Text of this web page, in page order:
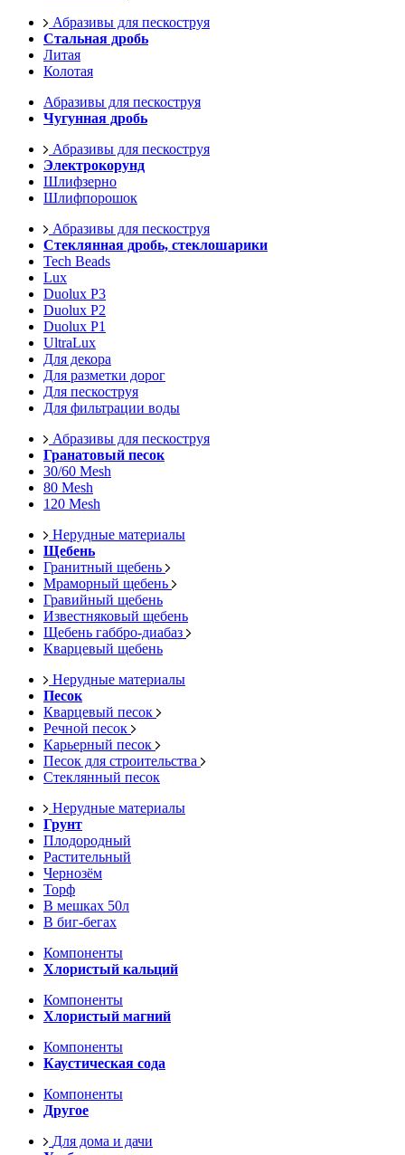
Абразивы для пескоструя
Стальная дробь
Литая
Колотая
Абразивы для пескоструя
Чугунная дробь
Абразивы для пескоструя
Электрокорунд
Шлифзерно
Шлифпорошок
Абразивы для пескоструя
Стеклянная дробь, стеклошарики
Tech Beads
Lux
Duolux P3
Duolux P2
Duolux P1
UltraLux
Для декора
Для разметки дорог
Для пескоструя
Для фильтрации воды
Абразивы для пескоструя
Гранатовый песок
30/60 Mesh
80 Mesh
120 Mesh
Нерудные материалы
Щебень
Гранитный щебень
Мраморный щебень
Гравийный щебень
Известняковый щебень
Щебень габбро-диабаз
Кварцевый щебень
Нерудные материалы
Песок
Кварцевый песок
Речной песок
Карьерный песок
Песок для строительства
Стеклянный песок
Нерудные материалы
Грунт
Плодородный
Растительный
Чернозём
Торф
В мешках 50л
В биг-бегах
Компоненты
Хлористый кальций
Компоненты
Хлористый магний
Компоненты
Каустическая сода
Компоненты
Другое
Для дома и дачи